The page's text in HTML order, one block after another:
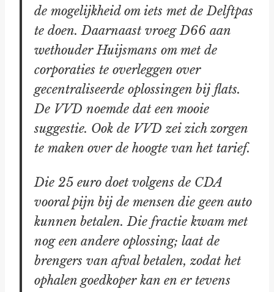
de mogelijkheid om iets met de Delftpas
te doen. Daarnaast vroeg D66 aan
wethouder Huijsmans om met de
corporaties te overleggen over
gecentraliseerde oplossingen bij flats.
De VVD noemde dat een mooie
suggestie. Ook de VVD zei zich zorgen
te maken over de hoogte van het tarief.
Die 25 euro doet volgens de CDA
vooral pijn bij de mensen die geen auto
kunnen betalen. Die fractie kwam met
nog een andere oplossing; laat de
brengers van afval betalen, zodat het
ophalen goedkoper kan en er tevens